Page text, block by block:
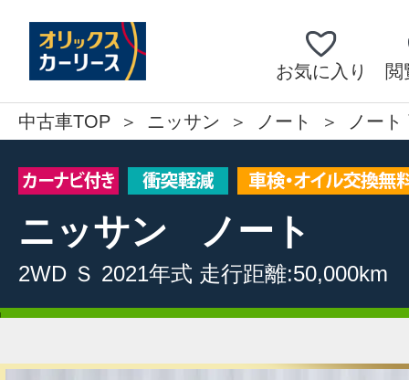
お気に入り 閲
中古車TOP ニッサン ノート ノー
ニッサン ノート
2WD Ｓ 2021年式 走行距離:50,000km